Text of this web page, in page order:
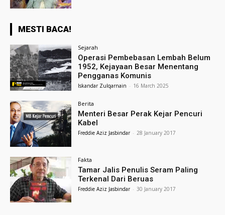
MESTI BACA!
Sejarah
Operasi Pembebasan Lembah Belum
1952, Kejayaan Besar Menentang
Pengganas Komunis
Iskandar Zulqarnain - 16 March 2025
Berita
Menteri Besar Perak Kejar Pencuri
Kabel
Freddie Aziz Jasbindar - 28 January 2017
Fakta
Tamar Jalis Penulis Seram Paling
Terkenal Dari Beruas
Freddie Aziz Jasbindar - 30 January 2017